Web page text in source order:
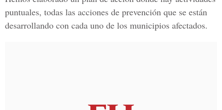
puntuales, todas las acciones de prevención que se están
desarrollando con cada uno de los municipios afectados.